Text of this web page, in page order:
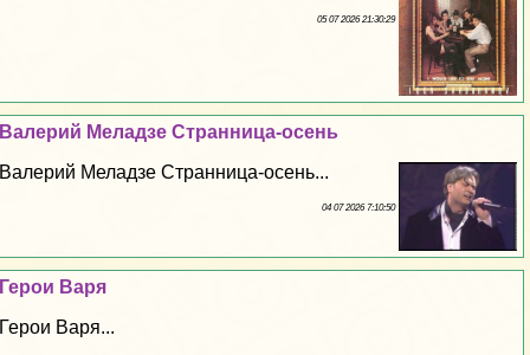
05 07 2026 21:30:29
Валерий Меладзе Странница-осень
Валерий Меладзе Странница-осень...
04 07 2026 7:10:50
Герои Варя
Герои Варя...